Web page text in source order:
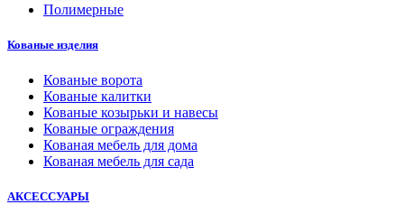
Полимерные
Кованые изделия
Кованые ворота
Кованые калитки
Кованые козырьки и навесы
Кованые ограждения
Кованая мебель для дома
Кованая мебель для сада
АКСЕССУАРЫ